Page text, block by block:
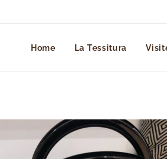
Home La Tessitura